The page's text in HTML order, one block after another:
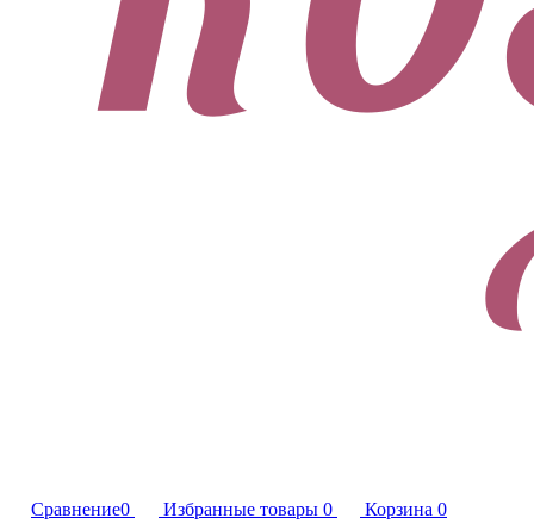
Сравнение0 Избранные товары 0 Корзина 0